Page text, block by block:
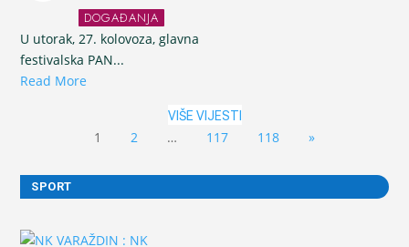
DOGAĐANJA
U utorak, 27. kolovoza, glavna
festivalska PAN...
Read More
VIŠE VIJESTI
1 2 … 117 118 »
SPORT